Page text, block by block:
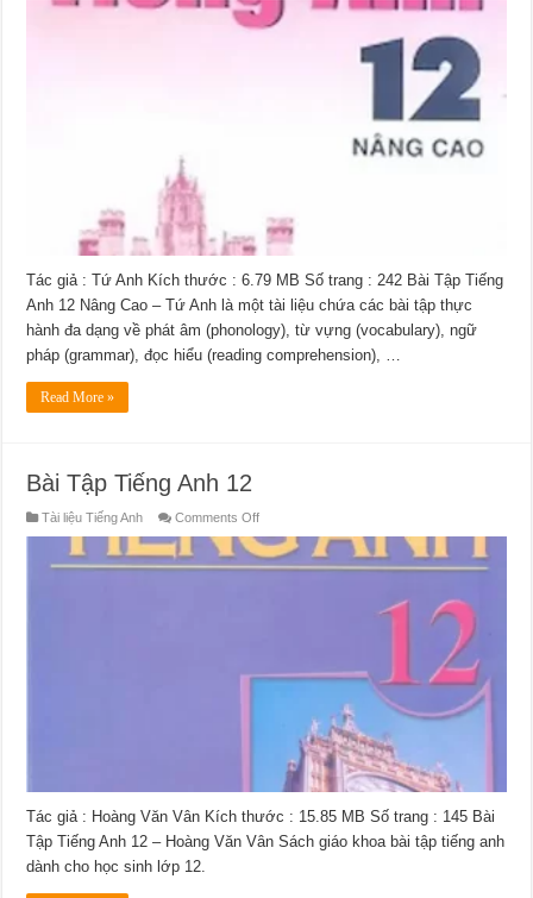
Tập
Tiếng
Tác giả : Tứ Anh Kích thước : 6.79 MB Số trang : 242 Bài Tập Tiếng
Anh 12 Nâng Cao – Tứ Anh là một tài liệu chứa các bài tập thực
hành đa dạng về phát âm (phonology), từ vựng (vocabulary), ngữ
pháp (grammar), đọc hiểu (reading comprehension), …
Read More »
Bài Tập Tiếng Anh 12
Tài liệu Tiếng Anh Comments Offon
Tập
Tiếng
Anh
Tác giả : Hoàng Văn Vân Kích thước : 15.85 MB Số trang : 145 Bài
Tập Tiếng Anh 12 – Hoàng Văn Vân Sách giáo khoa bài tập tiếng anh
dành cho học sinh lớp 12.